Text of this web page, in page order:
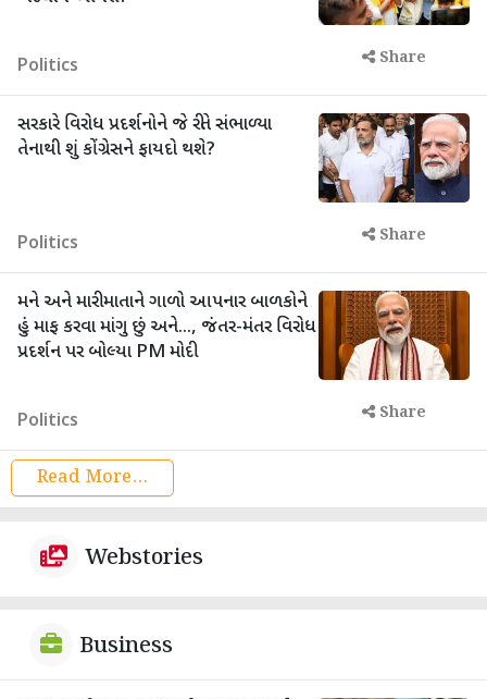
Politics Share
સરકારે વિરોધ પ્રદર્શનોને જે રીતે સંભાળ્યા
તેનાથી શું કોંગ્રેસને ફાયદો થશે?
Politics Share
મને અને મારી માતાને ગાળો આપનાર બાળકોને
હું માફ કરવા માંગુ છું અને..., જંતર-મંતર વિરોધ
પ્રદર્શન પર બોલ્યા PM મોદી
Politics Share
Read More...
Webstories
Business